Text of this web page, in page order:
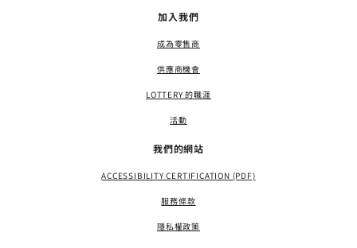
加入我們
成為零售商
供應商機會
LOTTERY 的職涯
活動
我們的網站
ACCESSIBILITY CERTIFICATION (PDF)
服務條款
隱私權政策